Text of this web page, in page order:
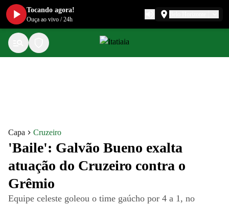
Capa Cruzeiro
'Baile': Galvão Bueno exalta
atuação do Cruzeiro contra o
Grêmio
Equipe celeste goleou o time gaúcho por 4 a 1, no
Tocando agora!
Ouça ao vivo /24h